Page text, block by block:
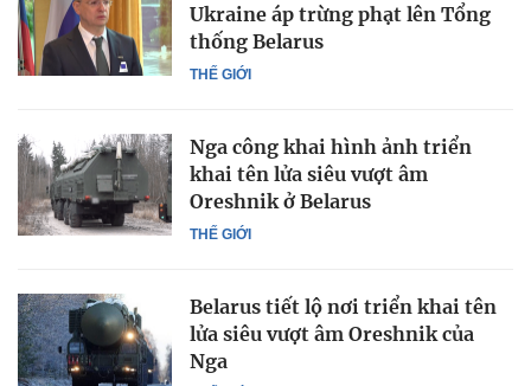
THẾ GIỚI
Ukraine áp trừng phạt lên Tổng
thống Belarus
THẾ GIỚI
Nga công khai hình ảnh triển
khai tên lửa siêu vượt âm
Oreshnik ở Belarus
Belarus tiết lộ nơi triển khai tên
lửa siêu vượt âm Oreshnik của
Nga